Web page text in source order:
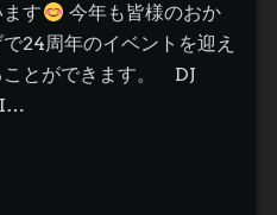
ます
今年も皆様のおか
で24周年のイベントを迎え
ことができます。 DJ